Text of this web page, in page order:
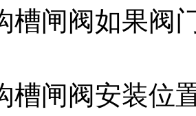
闸阀如果阀门
闸阀安装位